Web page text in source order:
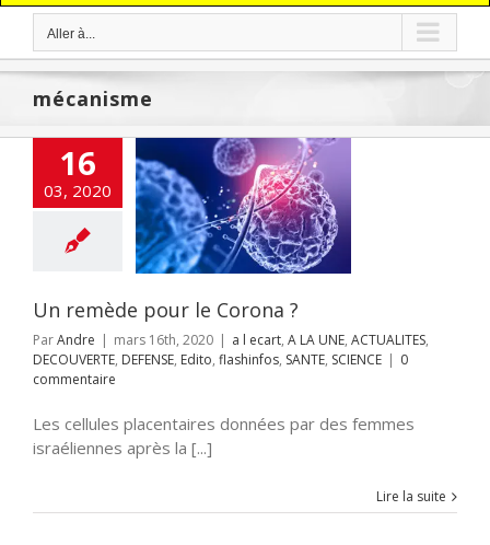
Aller à...
mécanisme
16
03, 2020
pour le
?
DECOUVERTE
Un remède pour le Corona ?
ParAndre | mars 16th, 2020 | a l ecart, A LA UNE, ACTUALITES,
DECOUVERTE, DEFENSE, Edito, flashinfos, SANTE, SCIENCE | 0
commentaire
Les cellules placentaires données par des femmes
israéliennes après la [...]
Lire la suite